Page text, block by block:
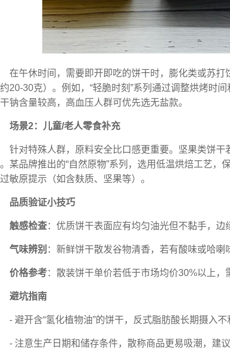
在午休时间，需要即开即吃的饼干时，膨化类或苏
20-30克）。例如，“轻脆时刻”系列通过调整烘烤时
钠含量较高，高血压人群可优先选无盐款。
场景2：儿童/老人零食补充
针对特殊人群，原料安全比口感更重要。坚果类饼干
某品牌推出的“自然原物”系列，选用低温烘焙工艺
敏原提示（如含麸质、坚果等）。
品质验证小技巧
触感检查：优质饼干表面应有均匀油光但不黏手，边
气味辨别 ：新鲜饼干散发谷物清香，若有酸味或哈喇
价格参考：散装饼干单价若低于市场均价30%以上，
避坑指南
- 避开含“氢化植物油”的饼干，反式脂肪酸长期摄入不
- 注意生产日期和储存条件，散称商品更易吸潮，建